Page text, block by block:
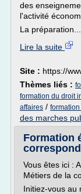
des
l'activité
La préparation...
Lire la suite
Site : https://
Thèmes liés :
formation du droit
affaires /
des marches
Formation
Vous êtes ici :
Métiers de la
Initiez-vous au